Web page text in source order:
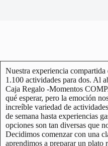
Nuestra experiencia
1.100 actividades para dos. Al
Caja Regalo -Momentos
qué esperar, pero la emoción
increíble variedad de
de semana hasta experiencias
opciones son tan diversas que
Decidimos comenzar con una
aprendimos a preparar un